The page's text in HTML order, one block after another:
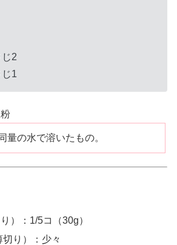
じ2
じ1
量の水で溶いたもの。
）：1/5コ（30g）
り）：少々